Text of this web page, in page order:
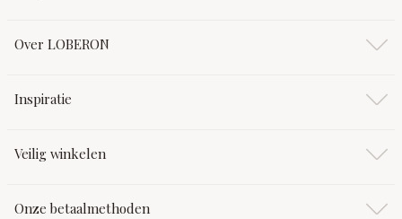
Over LOBERON
Inspiratie
Veilig winkelen
Onze betaalmethoden